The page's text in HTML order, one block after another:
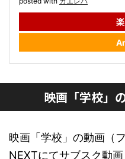
映画「学校」
映画「学校」の動画（
NEXTにてサブスク動画